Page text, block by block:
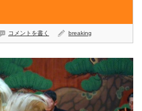
コメントを書く breaking